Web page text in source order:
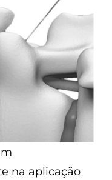
na aplicação